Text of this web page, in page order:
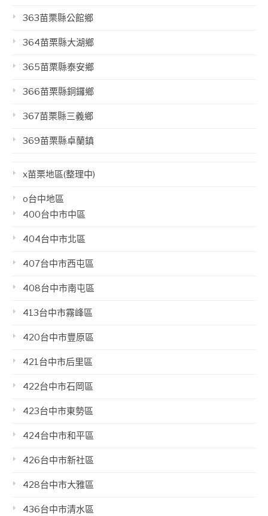
363苗栗縣公館鄉
364苗栗縣大湖鄉
365苗栗縣泰安鄉
366苗栗縣銅鑼鄉
367苗栗縣三義鄉
369苗栗縣卓蘭鎮
x苗栗地區(整理中)
o台中地區
400台中市中區
404台中市北區
407台中市西屯區
408台中市南屯區
413台中市霧峰區
420台中市豐原區
421台中市后里區
422台中市石岡區
423台中市東勢區
424台中市和平區
426台中市新社區
428台中市大雅區
436台中市清水區